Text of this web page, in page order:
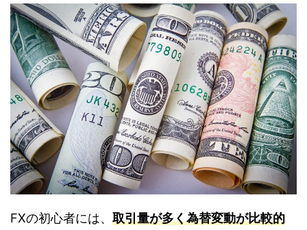
FXの初心者には、 取引量が多く為替変動が比較的